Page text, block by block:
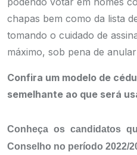
chapas bem como da lista
tomando o cuidado de
máximo, sob pena de
Confira um modelo de
semelhante ao que será
Conheça os candidatos
Conselho no período 2022/